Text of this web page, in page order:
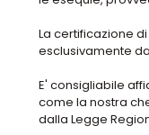
La certificazione
esclusivamente
E' consigliabile
come la nostra
dalla Legge